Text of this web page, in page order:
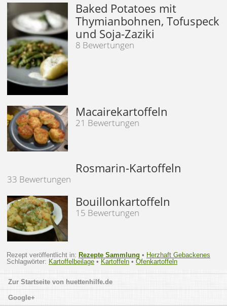
Baked Potatoes mit
Thymianbohnen, Tofuspeck
und Soja-Zaziki
8 Bewertungen
Macairekartoffeln
21 Bewertungen
Rosmarin-Kartoffeln
33 Bewertungen
Bouillonkartoffeln
15 Bewertungen
Rezept veröffentlicht in: Rezepte Sammlung • Herzhaft Gebackenes
Schlagwörter: Kartoffelbeilage • Kartoffeln • Ofenkartoffeln
huettenhilfe.de
Google+